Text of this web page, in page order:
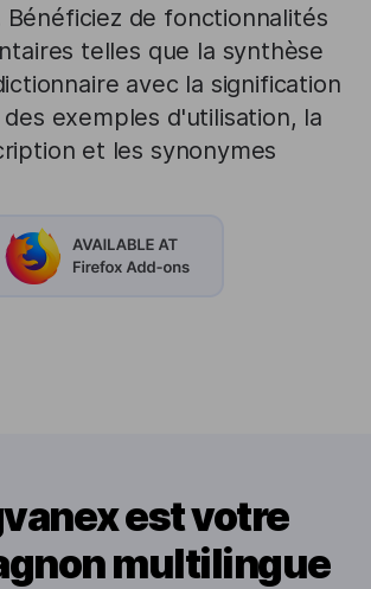
Bénéficiez de fonctionnalités
telles que la synthèse
avec la signification
exemples d'utilisation, la
et les synonymes
est votre
multilingue